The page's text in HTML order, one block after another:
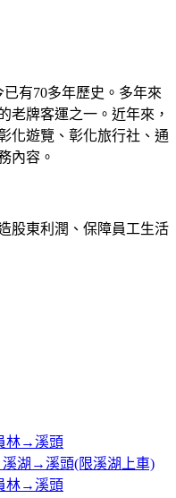
有70多年歷史。多年來
老牌客運之一。近年來，
化遊覽、彰化旅行社、通
內容。
股東利潤、保障員工生活
林→溪頭
溪湖→溪頭(限溪湖上車)
林→溪頭